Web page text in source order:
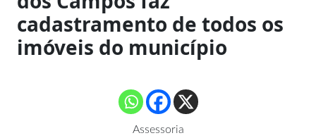
cadastramento de todos os
imóveis do município
Assessoria